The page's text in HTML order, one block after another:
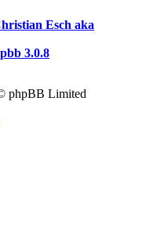
Esch aka
3.0.8
phpBB Limited